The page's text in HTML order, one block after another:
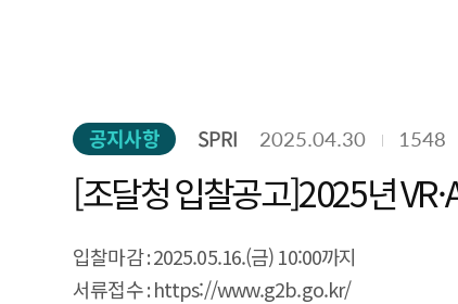
공지사항 SPRI 2025.04.30 1548
[조달청 입찰공고]2025년
입찰마감 : 2025.05.16.(금) 10:00까지
서류접수 : https://www.g2b.go.kr/